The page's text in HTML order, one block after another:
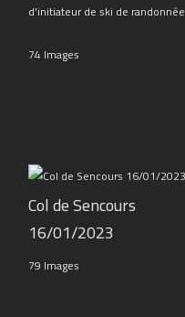
d'initiateur de ski de randonnée
74 Images
Col de Sencours
16/01/2023
79 Images